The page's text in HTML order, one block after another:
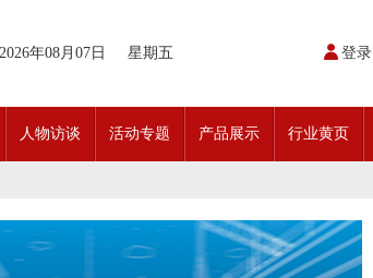
2026年08月07日 星期五 登录
人物访谈 活动专题 产品展示 行业黄页
沪苏城市公交企业经验交流会在通顺利召开